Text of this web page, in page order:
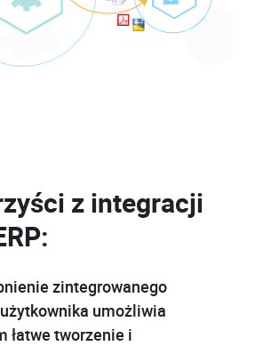
z integracji
zintegrowanego
umożliwia
łatwe tworzenie i